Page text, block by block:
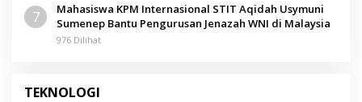
7
Mahasiswa KPM Internasional STIT Aqidah Usymuni
Sumenep Bantu Pengurusan Jenazah WNI di Malaysia
976 Dilihat
TEKNOLOGI